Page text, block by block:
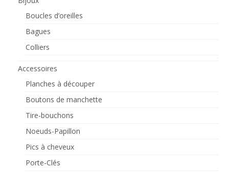
Boucles d’oreilles
Bagues
Colliers
Accessoires
Planches à découper
Boutons de manchette
Tire-bouchons
Noeuds-Papillon
Pics à cheveux
Porte-Clés